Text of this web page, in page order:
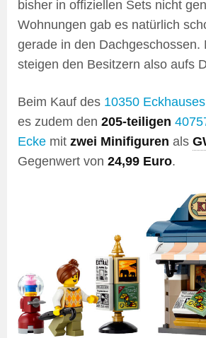
bisher in offiziellen Sets nicht
Wohnungen gab es natürlich
gerade in den Dachgeschossen.
steigen den Besitzern also aufs
Beim Kauf des 10350
es zudem den 205-teiligen
Ecke mit zwei Minifiguren als
Gegenwert von 24,99 Euro.